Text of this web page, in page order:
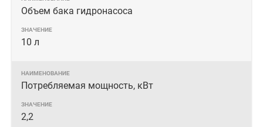
Объем бака гидронасоса
10 л
Потребляемая мощность, кВт
2,2